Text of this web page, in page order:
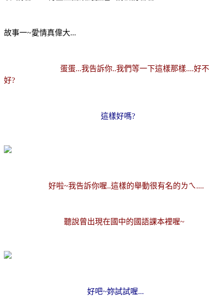
故事一~愛情真偉大...
蛋蛋...我告訴你..我們等一下這樣那樣....好不
好?
這樣好嗎?
好啦~我告訴你喔..這樣的舉動很有名的ㄌㄟ....
聽說曾出現在國中的國語課本裡喔~
好吧~妳試試喔...